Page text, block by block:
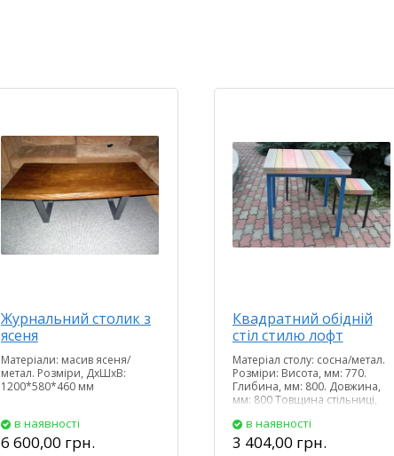
Журнальний столик з
ясеня
Матеріали: масив ясеня/
метал. Розміри, ДхШхВ:
1200*580*460 мм
в наявності
6 600,00 грн.
Квадратний обідній
стіл стилю лофт
Матеріал столу: сосна/метал.
Розміри: Висота, мм: 770.
Глибина, мм: 800. Довжина,
мм: 800 Товщина стільниці,
в наявності
3 404,00 грн.